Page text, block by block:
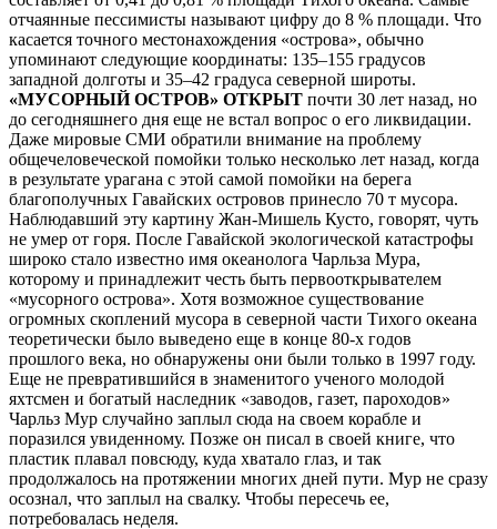
отчаянные пессимисты называют цифру до 8 % площади. Что
касается точного местонахождения «острова», обычно
упоминают следующие координаты: 135–155 градусов
западной долготы и 35–42 градуса северной широты.
«МУСОРНЫЙ ОСТРОВ» ОТКРЫТ почти 30 лет назад, но
до сегодняшнего дня еще не встал вопрос о его ликвидации.
Даже мировые СМИ обратили внимание на проблему
общечеловеческой помойки только несколько лет назад, когда
в результате урагана с этой самой помойки на берега
благополучных Гавайских островов принесло 70 т мусора.
Наблюдавший эту картину Жан-Мишель Кусто, говорят, чуть
не умер от горя. После Гавайской экологической катастрофы
широко стало известно имя океанолога Чарльза Мура,
которому и принадлежит честь быть первооткрывателем
«мусорного острова». Хотя возможное существование
огромных скоплений мусора в северной части Тихого океана
теоретически было выведено еще в конце 80-х годов
прошлого века, но обнаружены они были только в 1997 году.
Еще не превратившийся в знаменитого ученого молодой
яхтсмен и богатый наследник «заводов, газет, пароходов»
Чарльз Мур случайно заплыл сюда на своем корабле и
поразился увиденному. Позже он писал в своей книге, что
пластик плавал повсюду, куда хватало глаз, и так
продолжалось на протяжении многих дней пути. Мур не сразу
осознал, что заплыл на свалку. Чтобы пересечь ее,
потребовалась неделя.